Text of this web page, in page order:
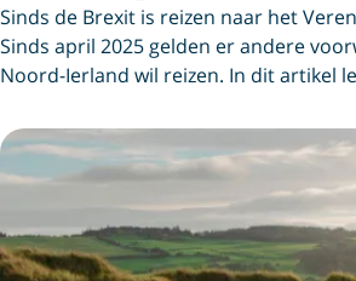
Sinds de Brexit is reizen naar het
Sinds april 2025 gelden er andere
Noord-Ierland wil reizen. In dit artikel